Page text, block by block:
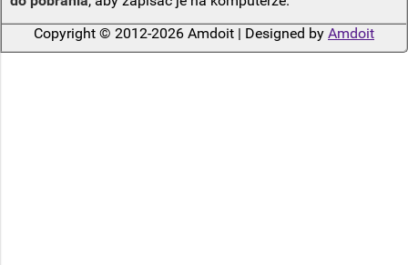
Copyright © 2012-2026 Amdoit | Designed by Amdoit